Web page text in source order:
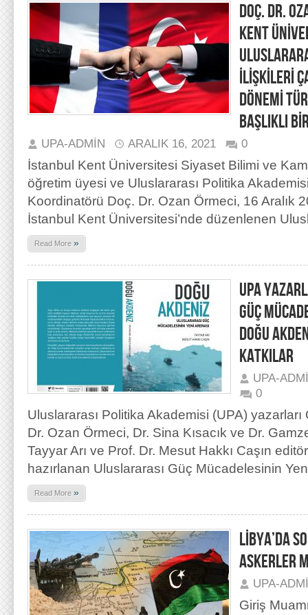
DOÇ. DR.
KENT
İLİŞKİLERİ
DÖNEMİ
BAŞLIKLI
UPA-ADMIN ARALIK 16, 2021 0
İstanbul Kent Üniversitesi Siyaset Bilimi ve
öğretim üyesi ve Uluslararası Politika
Koordinatörü Doç. Dr. Ozan Örmeci, 16 Aralık
İstanbul Kent Üniversitesi’nde düzenlenen
Read More »
UPA
GÜÇ
DOĞU
KATKILAR
UPA-
0
Uluslararası Politika Akademisi (UPA)
Dr. Ozan Örmeci, Dr. Sina Kısacık ve Dr.
Tayyar Arı ve Prof. Dr. Mesut Hakkı Caşın
hazırlanan Uluslararası Güç Mücadelesinin
Read More »
LİBYA’DA
ASKERLER
UPA-
Giriş